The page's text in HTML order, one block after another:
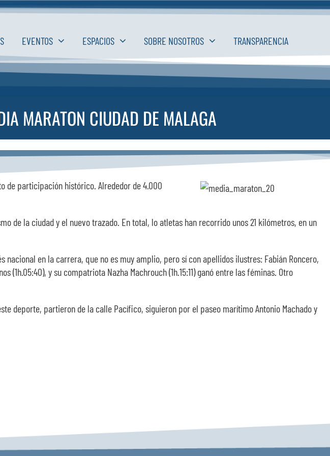
EVENTOS ESPACIOS SOBRE NOSOTROS TRANSPARENCIA
MARATON CIUDAD DE MALAGA
de participación histórico. Alrededor de 4.000
de la ciudad y el nuevo trazado. En total, lo atletas han recorrido unos 21 kilómetros, en un
en la carrera, que no es muy amplio, pero sí con apellidos ilustres: Fabián Roncero,
y su compatriota Nazha Machrouch (1h.15:11) ganó entre las féminas. Otro
deporte, partieron de la calle Pacífico, siguieron por el paseo marítimo Antonio Machado y